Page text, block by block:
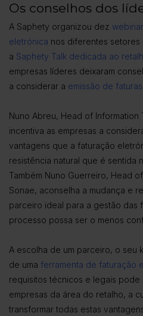
Os conselhos dos
A Saphety organizou dez
eletrónica nos diferentes setores
a Saphety Talk dedicada ao
empresas líderes deixaram
a considerar a emissão de
Nuno Abreu, Head of Information
incentiva as empresas a
vantagens que a faturação
resistência natural que é sentida
Também Nuno Guerreiro, Head
Sonae, aconselha a mudança e
parceiro ideal para a gestão das
processo possa ser o menos
A escolha de um parceiro, o seu
de uma ferramenta de faturação
requisitos técnicos e legais pode
empresas da área do retalho, a
transformar todas estas